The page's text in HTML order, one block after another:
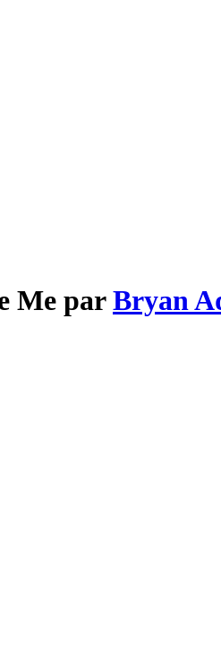
Me parBryan